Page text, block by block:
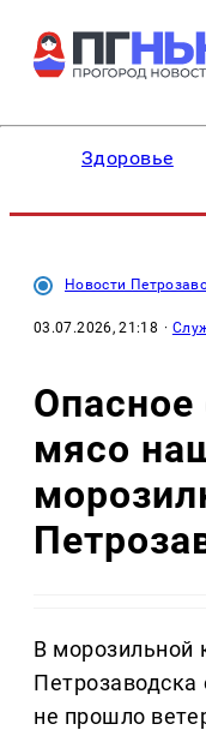
Здоровье
Новости
03.07.2026, 21:18 ·
мясо
В морозильной
не прошло